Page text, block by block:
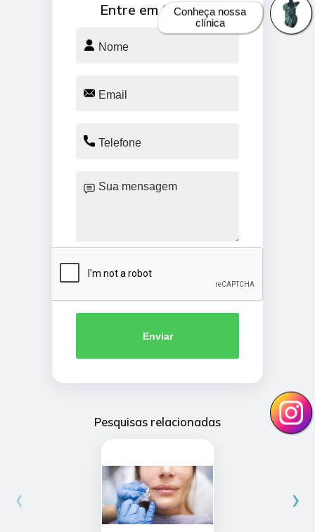
Entre em Contato
Enviar
Pesquisas relacionadas
‹ ›
Conheça nossa
clínica